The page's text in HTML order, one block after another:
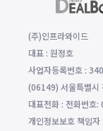
(주)인프라와이드
대표 : 원정호
사업자등록번호 :
(06149) 서울특별시
대표전화 : 전화번
개인정보보호 책임자